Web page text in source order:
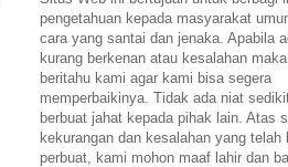
pengetahuan kepada masyarakat
cara yang santai dan jenaka. Apabila
kurang berkenan atau kesalahan
beritahu kami agar kami bisa segera
memperbaikinya. Tidak ada niat
berbuat jahat kepada pihak lain. Atas
kekurangan dan kesalahan yang telah
perbuat, kami mohon maaf lahir dan